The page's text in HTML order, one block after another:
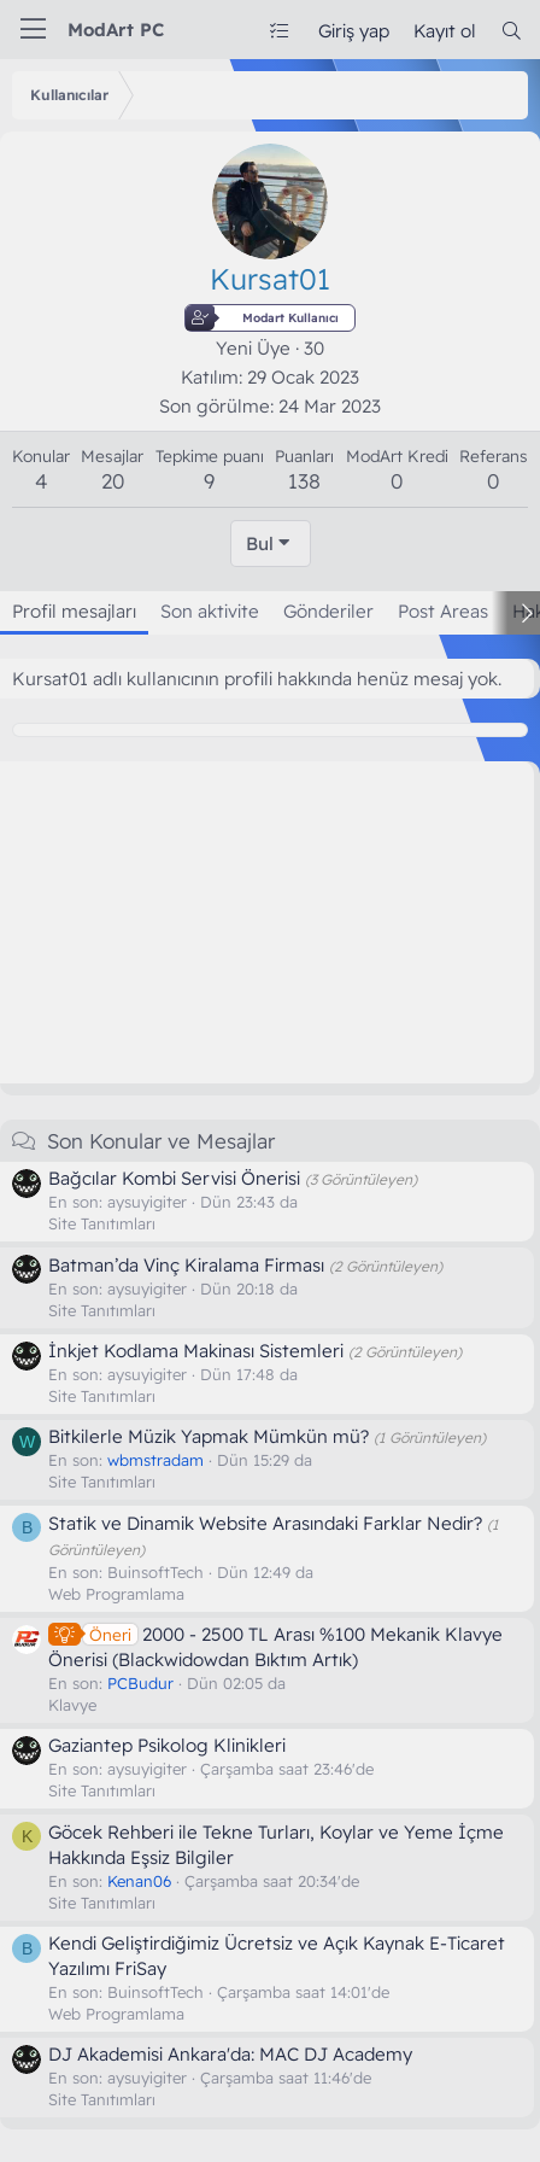
ModArt PC Giriş yap Kayıt ol
Kullanıcılar
Kursat01
Modart Kullanıcı
Yeni Üye · 30
Katılım 29 Ocak 2023
Son görülme 24 Mar 2023
Konular
4
Mesajlar
20
Tepkime puanı
9
Puanları
138
ModArt Kredi
0
Referans
0
Bul
Profil mesajları Son aktivite Gönderiler Post Areas
Kursat01 adlı kullanıcının profili hakkında henüz mesaj yok.
Son Konular ve Mesajlar
Bağcılar Kombi Servisi Önerisi (3 Görüntüleyen)
En son: aysuyigiter
Dün 23:43 da
Site Tanıtımları
Batman’da Vinç Kiralama Firması (2 Görüntüleyen)
En son: aysuyigiter
Dün 20:18 da
Site Tanıtımları
İnkjet Kodlama Makinası Sistemleri (2 Görüntüleyen)
En son: aysuyigiter
Dün 17:48 da
Site Tanıtımları
W Bitkilerle Müzik Yapmak Mümkün mü? (1 Görüntüleyen)
En son: wbmstradam
Dün 15:29 da
Site Tanıtımları
B Statik ve Dinamik Website Arasındaki Farklar Nedir? (1
Görüntüleyen)
En son: BuinsoftTech
Dün 12:49 da
Web Programlama
Öneri
2000 - 2500 TL Arası %100 Mekanik Klavye
Önerisi (Blackwidowdan Bıktım Artık)
En son: PCBudur
Dün 02:05 da
Klavye
Gaziantep Psikolog Klinikleri
En son: aysuyigiter
Çarşamba saat 23:46'de
Site Tanıtımları
K
Göcek Rehberi ile Tekne Turları, Koylar ve Yeme İçme
Hakkında Eşsiz Bilgiler
En son: Kenan06
Çarşamba saat 20:34'de
Site Tanıtımları
B
Kendi Geliştirdiğimiz Ücretsiz ve Açık Kaynak E-Ticaret
Yazılımı FriSay
En son: BuinsoftTech
Çarşamba saat 14:01'de
Web Programlama
DJ Akademisi Ankara'da: MAC DJ Academy
En son: aysuyigiter
Çarşamba saat 11:46'de
Site Tanıtımları